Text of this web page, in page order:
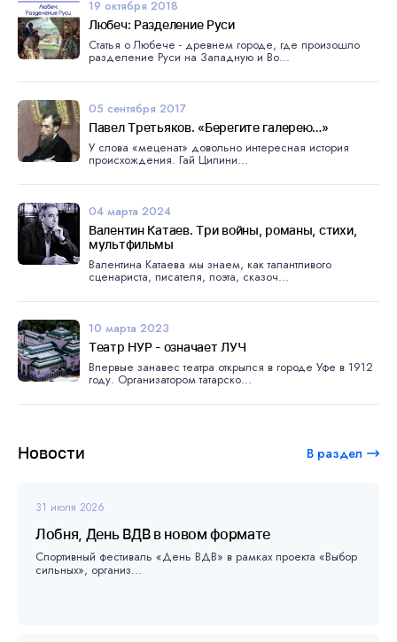
Новости В раздел
31 июля 2026
Лобня, День ВДВ в новом формате
Спортивный фестиваль «День ВДВ» в рамках проекта «Выбор
сильных», организ...
19 октября 2018
Любеч: Разделение Руси
Статья о Любече - древнем городе, где произошло
разделение Руси на Западную и Во...
05 сентября 2017
Павел Третьяков. «Берегите галерею…»
У слова «меценат» довольно интересная история
происхождения. Гай Цилини...
04 марта 2024
Валентин Катаев. Три войны, романы, стихи,
мультфильмы
Валентина Катаева мы знаем, как талантливого
сценариста, писателя, поэта, сказоч...
10 марта 2023
Театр НУР - означает ЛУЧ
Впервые занавес театра открылся в городе Уфе в 1912
году. Организатором татарско...